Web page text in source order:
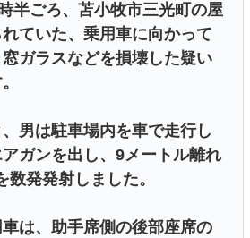
半ごろ、苫小牧市三光町の屋
ていた、乗用車に向かって
ガラスなどを損壊した疑い
男は駐車場内を車で走行し
ガンを出し、9メートル離れ
発発射しました。
は、助手席側の後部座席の